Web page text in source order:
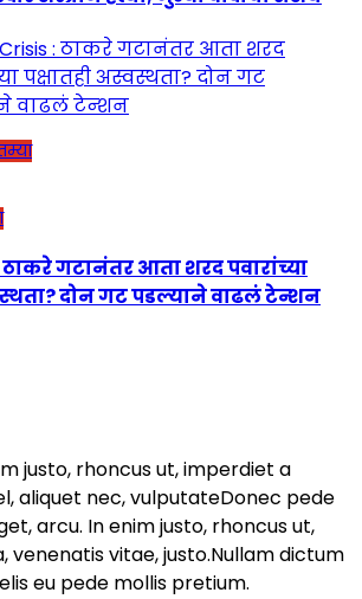
ठाकरे गटानंतर आता शरद पवारांच्या
दोन गट पडल्याने वाढलं टेन्शन
justo, rhoncus ut, imperdiet a
aliquet nec, vulputateDonec pede
arcu. In enim justo, rhoncus ut,
venenatis vitae, justo.Nullam dictum
eu pede mollis pretium.